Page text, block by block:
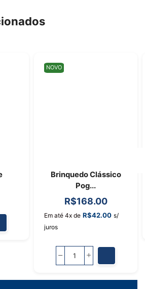
NOVO
Brinquedo Clássico
Pog...
R$168.00
Em até 4x de R$42.00 s/
juros